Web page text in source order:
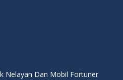
Nelayan Dan Mobil Fortuner